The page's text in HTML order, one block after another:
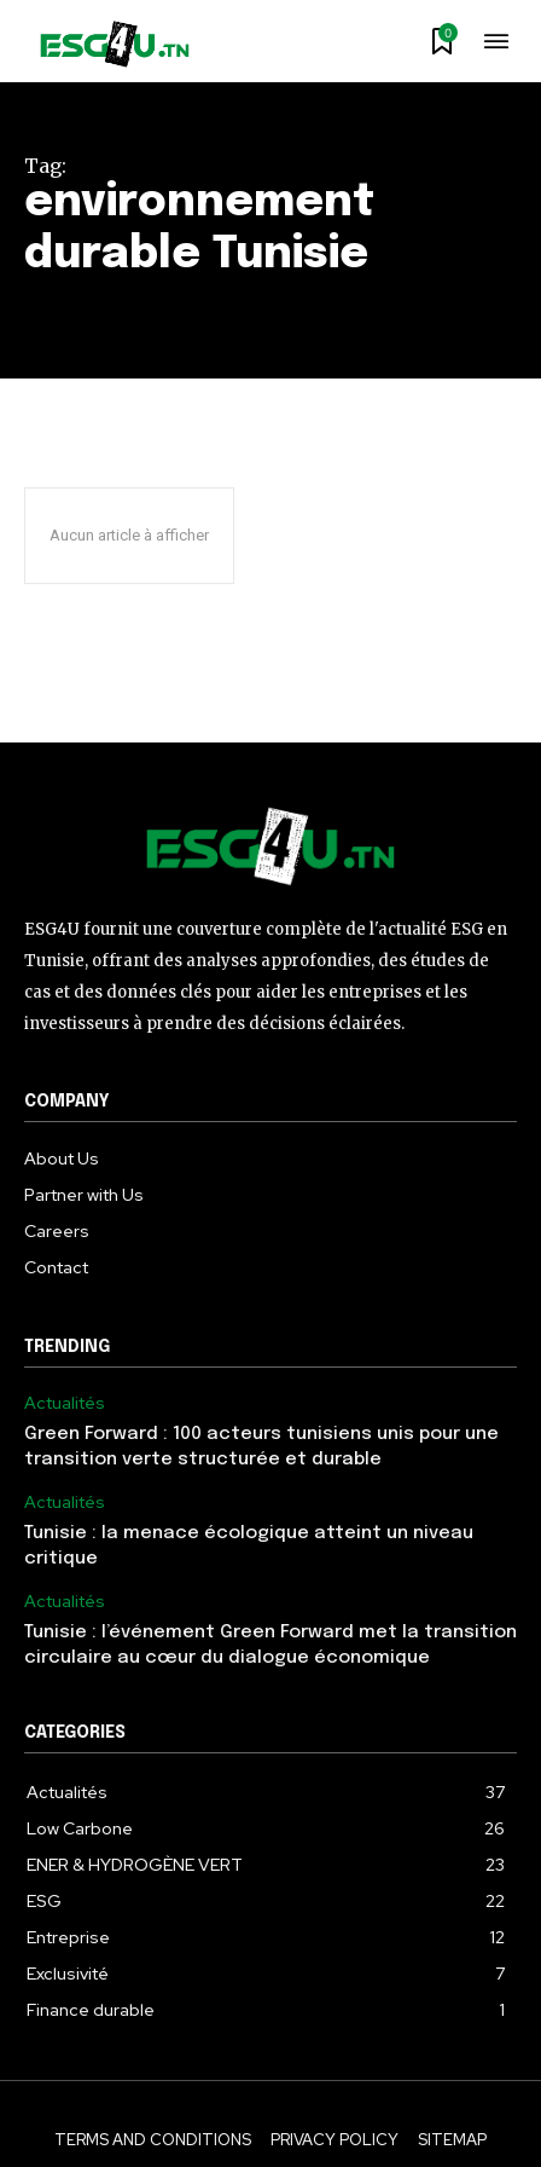
0
Tag:
environnement
durable Tunisie
Aucun article à afficher
ESG4U fournit une couverture complète de l'actualité ESG en
Tunisie, offrant des analyses approfondies, des études de
cas et des données clés pour aider les entreprises et les
investisseurs à prendre des décisions éclairées.
COMPANY
About Us
Partner with Us
Careers
Contact
TRENDING
Actualités
Green Forward : 100 acteurs tunisiens unis pour une
transition verte structurée et durable
Actualités
Tunisie : la menace écologique atteint un niveau
critique
Actualités
Tunisie : l’événement Green Forward met la transition
circulaire au cœur du dialogue économique
CATEGORIES
Actualités
37
Low Carbone
26
ENER & HYDROGÈNE VERT
23
ESG
22
Entreprise
12
Exclusivité
7
Finance durable
1
TERMS AND CONDITIONS PRIVACY POLICY SITEMAP